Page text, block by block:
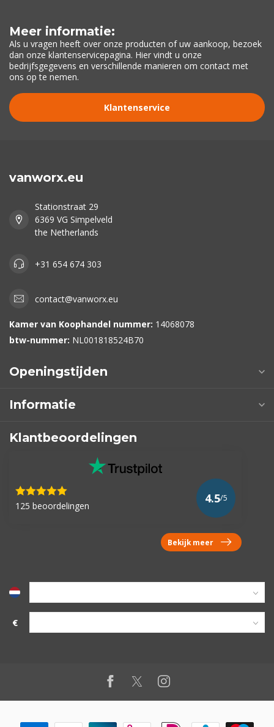
Meer informatie:
Als u vragen heeft over onze producten of uw aankoop, bezoek
dan onze klantenservicepagina. Hier vindt u onze
bedrijfsgegevens en verschillende manieren om contact met
ons op te nemen.
Klantenservice
vanworx.eu
Stationstraat 29
6369 VG Simpelveld
the Netherlands
+31 654 674 303
contact@vanworx.eu
Kamer van Koophandel nummer: 14068078
btw-nummer: NL001818524B70
Openingstijden
Informatie
Klantbeoordelingen
125 beoordelingen
4.5/5
Bekijk meer
€